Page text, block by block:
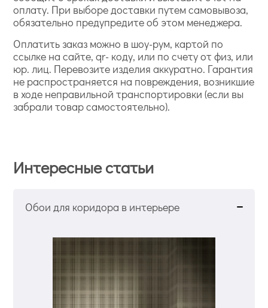
оплату. При выборе доставки путем самовывоза,
обязательно предупредите об этом менеджера.
Оплатить заказ можно в шоу-рум, картой по
ссылке на сайте, qr- коду, или по счету от физ, или
юр. лиц. Перевозите изделия аккуратно. Гарантия
не распространяется на повреждения, возникшие
в ходе неправильной транспортировки (если вы
забрали товар самостоятельно).
Интересные статьи
Обои для коридора в интерьере